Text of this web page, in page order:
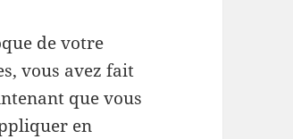
de votre
vous avez fait
que vous
en